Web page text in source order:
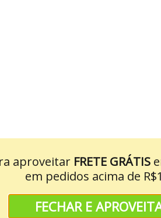
aproveitar FRETE GRÁTIS
em pedidos acima de
FECHAR E
Sinal de que o inverno está por aqui!
pele, o maior […]
os benefícios!
Em formato spray, sua composição
lavá-las com água e o shampoo